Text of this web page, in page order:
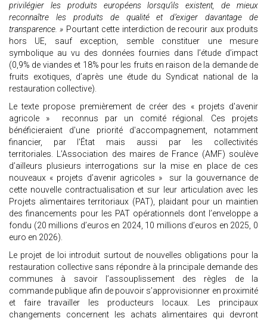
privilégier les produits européens lorsqu’ils existent, de mieux
reconnaître les produits de qualité et d’exiger davantage de
transparence. » Pourtant cette interdiction de recourir aux produits
hors UE, sauf exception, semble constituer une mesure
symbolique au vu des données fournies dans l’étude d’impact
(0,9% de viandes et 18% pour les fruits en raison de la demande de
fruits exotiques, d’après une étude du Syndicat national de la
restauration collective).
Le texte propose premièrement de créer des « projets d'avenir
agricole » reconnus par un comité régional. Ces projets
bénéficieraient d'une priorité d'accompagnement, notamment
financier, par l'État mais aussi par les collectivités
territoriales. L’Association des maires de France (AMF) soulève
d’ailleurs plusieurs interrogations sur la mise en place de ces
nouveaux « projets d’avenir agricoles » sur la gouvernance de
cette nouvelle contractualisation et sur leur articulation avec les
Projets alimentaires territoriaux (PAT), plaidant pour un maintien
des financements pour les PAT opérationnels dont l’enveloppe a
fondu (20 millions d’euros en 2024, 10 millions d’euros en 2025, 0
euro en 2026).
Le projet de loi introduit surtout de nouvelles obligations pour la
restauration collective sans répondre à la principale demande des
communes à savoir l’assouplissement des règles de la
commande publique afin de pouvoir s’approvisionner en proximité
et faire travailler les producteurs locaux. Les principaux
changements concernent les achats alimentaires qui devront